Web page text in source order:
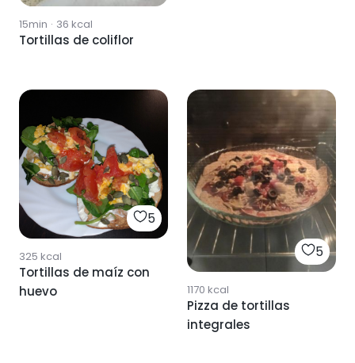
15min · 36 kcal
Tortillas de coliflor
5
325 kcal
Tortillas de maíz con
huevo
5
1170 kcal
Pizza de tortillas
integrales